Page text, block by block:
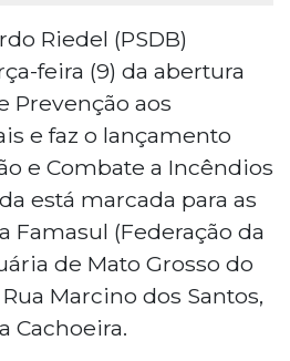
Riedel (PSDB)
feira (9) da abertura
Prevenção aos
e faz o lançamento
e Combate a Incêndios
está marcada para as
Famasul (Federação da
de Mato Grosso do
Marcino dos Santos,
Cachoeira.